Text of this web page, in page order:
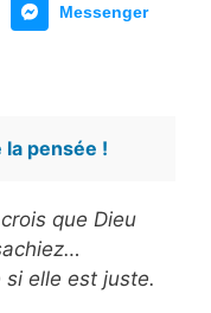
Messenger
pensée !
que Dieu
si elle est juste.